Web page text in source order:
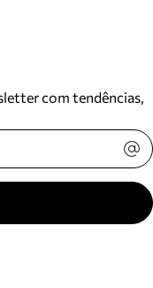
com tendências,